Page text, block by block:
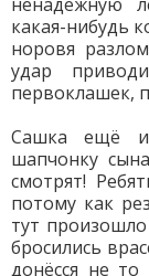
какая-нибудь
норовя
удар
первоклашек,
Сашка ещё
шапчонку
смотрят!
потому как
тут
бросились
донёсся не